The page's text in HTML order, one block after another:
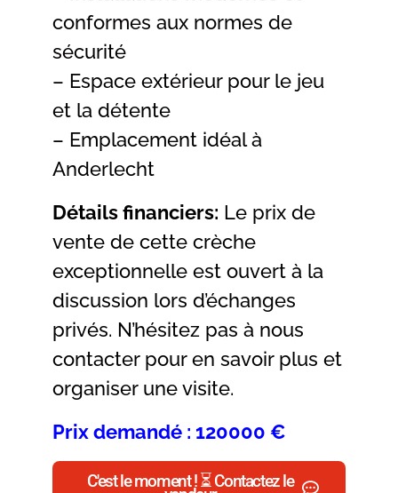
conformes aux normes de
sécurité
– Espace extérieur pour le jeu
et la détente
– Emplacement idéal à
Anderlecht
Détails financiers: Le prix de
vente de cette crèche
exceptionnelle est ouvert à la
discussion lors d’échanges
privés. N’hésitez pas à nous
contacter pour en savoir plus et
organiser une visite.
Prix demandé : 120000 €
C'est le moment ! ⏳ Contactez le